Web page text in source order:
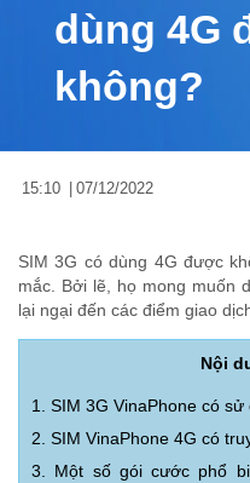
dùng 4G
không?
15:10 07/12/2022
SIM 3G có dùng 4G được
mắc. Bởi lẽ, họ mong muốn
lại ngại đến các điểm giao
Nội
1. SIM 3G VinaPhone có
2. SIM VinaPhone 4G có
3. Một số gói cước phổ